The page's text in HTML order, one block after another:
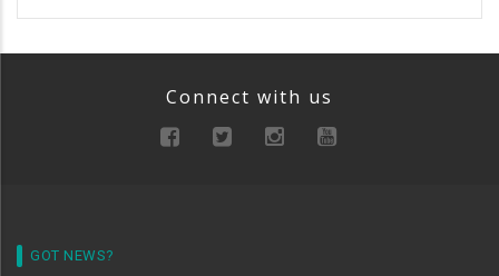
Connect with us
GOT NEWS?